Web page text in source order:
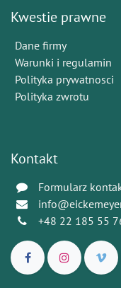
Kwestie prawne
Dane firmy
Warunki i regulamin
Polityka prywatnosci
Polityka zwrotu
Kontakt
Formularz
+48 22 185 55